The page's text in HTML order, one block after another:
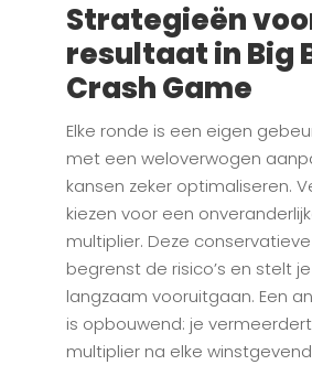
Strategieën
resultaat in Big
Crash Game
Elke ronde is een eigen
met een weloverwogen
kansen zeker optimaliseren.
kiezen voor een
multiplier. Deze
begrenst de risico’s en stelt
langzaam vooruitgaan. Een
is opbouwend: je
multiplier na elke